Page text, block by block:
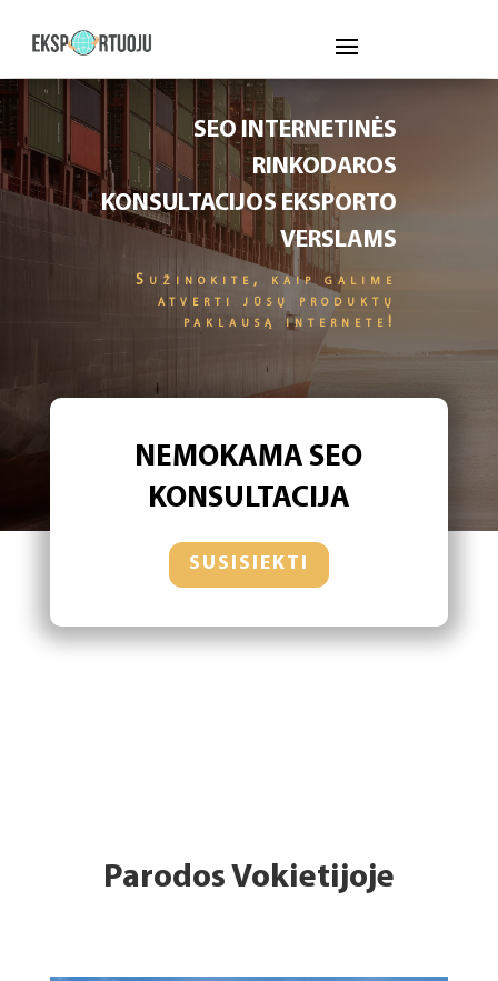
SEO INTERNETINĖS
RINKODAROS
KONSULTACIJOS EKSPORTO
VERSLAMS
Sužinokite, kaip galime
atverti jūsų produktų
paklausą internete!
NEMOKAMA SEO
KONSULTACIJA
SUSISIEKTI
Parodos Vokietijoje